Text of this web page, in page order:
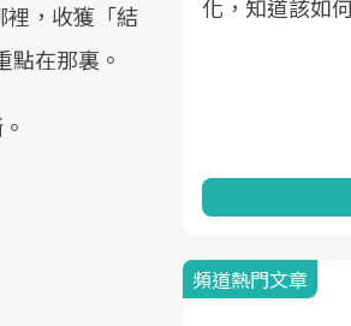
裡，收獲「結
在那裏。
員會」與「長
健檢不只是醫
要起點。
而引導實際的
化，知道該如
頻道熱門文章